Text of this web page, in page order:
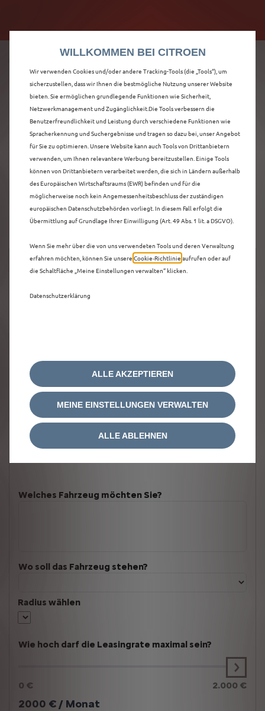
ENTDECKEN SIE ALLE
Ë-C3 AIRCROSS MIT
ELEKTRO ANTRIEB IN
KASSEL
Welches Fahrzeug möchten Sie?
Wo soll das Fahrzeug stehen?
Radius wählen
Wie hoch darf die Leasingrate maximal sein?
0 € 2.000 €
2000 € / Monat
WILLKOMMEN BEI CITROEN
Wir verwenden Cookies und/oder andere Tracking-Tools (die „Tools“), um
sicherzustellen, dass wir Ihnen die bestmögliche Nutzung unserer Website
bieten. Sie ermöglichen grundlegende Funktionen wie Sicherheit,
Netzwerkmanagement und Zugänglichkeit.Die Tools verbessern die
Benutzerfreundlichkeit und Leistung durch verschiedene Funktionen wie
Spracherkennung und Suchergebnisse und tragen so dazu bei, unser Angebot
für Sie zu optimieren. Unsere Website kann auch Tools von Drittanbietern
verwenden, um Ihnen relevantere Werbung bereitzustellen. Einige Tools
können von Drittanbietern verarbeitet werden, die sich in Ländern außerhalb
des Europäischen Wirtschaftsraums (EWR) befinden und für die
möglicherweise noch kein Angemessenheitsbeschluss der zuständigen
europäischen Datenschutzbehörden vorliegt. In diesem Fall erfolgt die
Übermittlung auf Grundlage Ihrer Einwilligung (Art. 49 Abs. 1 lit. a DSGVO).
Wenn Sie mehr über die von uns verwendeten Tools und deren Verwaltung
erfahren möchten, können Sie unsere Cookie‑Richtlinie aufrufen oder auf
die Schaltfläche „Meine Einstellungen verwalten“ klicken.
Datenschutzerklärung
MEINE EINSTELLUNGEN VERWALTEN
ALLE AKZEPTIEREN
ALLE ABLEHNEN